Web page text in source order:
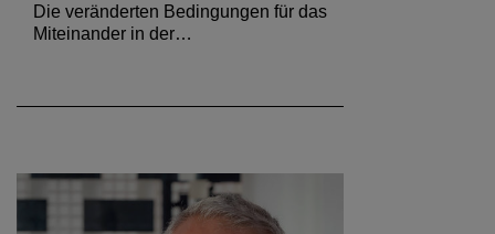
Die veränderten Bedingungen für das
Miteinander in der…